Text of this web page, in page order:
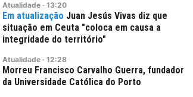
Atualidade · 13:20
Juan Jesús Vivas diz que
situação em Ceuta "coloca em causa a
integridade do território"
Atualidade · 12:28
Morreu Francisco Carvalho Guerra, fundador
da Universidade Católica do Porto